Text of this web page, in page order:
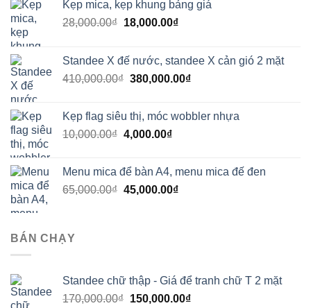
Kẹp mica, kẹp khung bảng giá
28,000.00₫ Giá
28,000.00₫.
18,000.00₫Giá
là:
18,000.00₫.
Standee X đế nước, standee X cản gió 2 mặt
410,000.00₫ Giá
410,000.00₫.
380,000.00₫Giá
là:
Kẹp flag siêu thị, móc wobbler nhựa
10,000.00₫ Giá
10,000.00₫.
4,000.00₫Giá
là:
4,000.00₫.
Menu mica để bàn A4, menu mica đế đen
65,000.00₫ Giá
45,000.00₫Giá
BÁN CHẠY
Standee chữ thập - Giá để tranh chữ T 2 mặt
170,000.00₫ Giá
150,000.00₫Giá